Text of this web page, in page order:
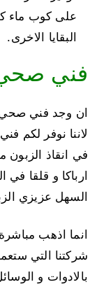
على كوب ماء
البقايا الاخرى.
فني صحي 24
لاننا نوفر لكم
في انقاذ
ارباكا و قلقا
السهل عزيزي
انما اذهب
شركتنا التي
بالادوات و